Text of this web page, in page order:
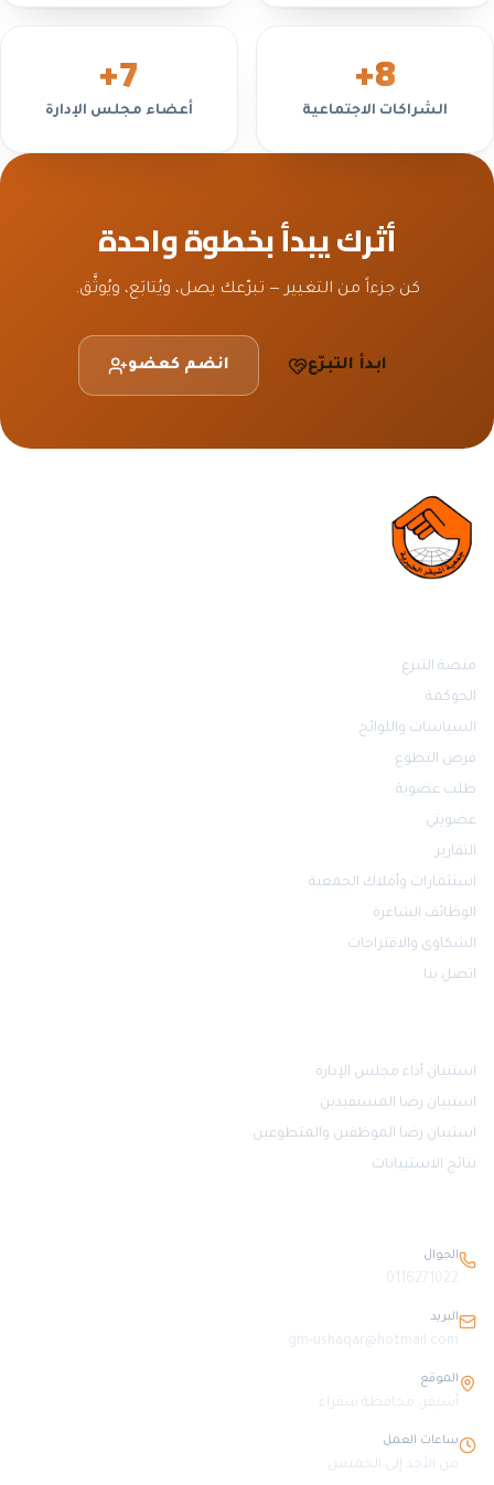
8
+
الشراكات الاجتماعية
7
+
أعضاء مجلس الإدارة
أثرك يبدأ بخطوة واحدة
كن جزءاً من التغيير — تبرّعك يصل، ويُتابَع، ويُوثَّق.
ابدأ التبرّع انضم كعضو
منصة التبرع
الحوكمة
السياسات واللوائح
فرص التطوع
طلب عضوية
عضويتي
التقارير
استثمارات وأملاك الجمعية
الوظائف الشاغرة
الشكاوى والاقتراحات
اتصل بنا
استبيان أداء مجلس الإدارة
استبيان رضا المستفيدين
استبيان رضا الموظفين والمتطوعين
نتائج الاستبيانات
الجوال
0116271022
البريد
gm-ushaqar@hotmail.com
الموقع
أشيقر، محافظة شقراء
ساعات العمل
من الأحد إلى الخميس